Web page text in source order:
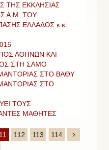
ΤΗΣ ΕΚΚΛΗΣΙΑΣ
Α.Μ. ΤΟΥ
ΕΛΛΑΔΟΣ κ.κ.
ΑΘΗΝΩΝ ΚΑΙ
ΣΤΗ ΣΑΜΟ
ΣΤΟ ΒΑΘΥ
ΣΤΟ
ΤΟΥΣ
ΜΑΘΗΤΕΣ
112 113 114